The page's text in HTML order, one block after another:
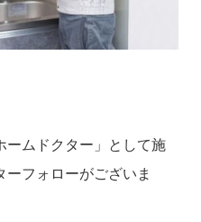
ームドクター」として施
フォローがございま